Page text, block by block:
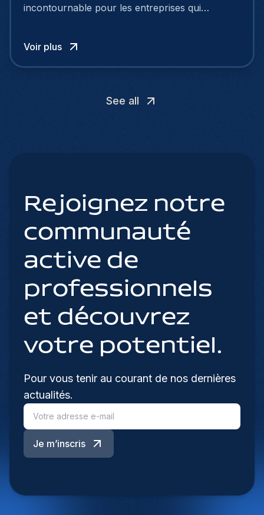
incontournable pour les entreprises qui
Voir plus
See all
Rejoignez notre
communauté
active de
professionnels
et découvrez
votre potentiel.
Pour vous tenir au courant de nos dernières
actualités.
Je m’inscris